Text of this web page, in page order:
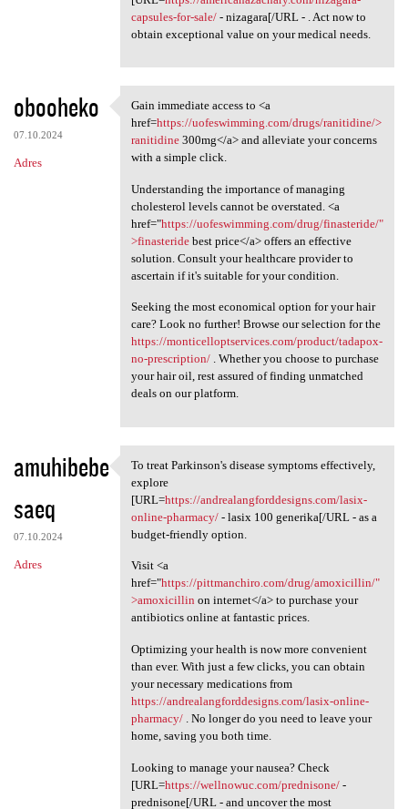
capsules-for-sale/- nizagara[/URL - . Act now to
obtain exceptional value on your medical needs.
obooheko
07.10.2024
Adres
Gain immediate access to <a
Gain immediate access to <a
href=https://uofeswimming.com/drugs/ranitidine/>
ranitidine300mg</a> and alleviate your concerns
with a simple click.
Understanding the importance of managing
cholesterol levels cannot be overstated. <a
href="https://uofeswimming.com/drug/finasteride/"
>finasteridebest price</a> offers an effective
solution. Consult your healthcare provider to
ascertain if it's suitable for your condition.
Seeking the most economical option for your hair
care? Look no further! Browse our selection for the
https://monticelloptservices.com/product/tadapox-
no-prescription/. Whether you choose to purchase
your hair oil, rest assured of finding unmatched
deals on our platform.
amuhibebe
saeq
07.10.2024
Adres
To treat Parkinson's disease
To treat Parkinson's disease symptoms effectively,
explore
[URL=https://andrealangforddesigns.com/lasix-
online-pharmacy/- lasix 100 generika[/URL - as a
budget-friendly option.
Visit <a
href="https://pittmanchiro.com/drug/amoxicillin/"
>amoxicillin on internet</a> to purchase your
antibiotics online at fantastic prices.
Optimizing your health is now more convenient
than ever. With just a few clicks, you can obtain
your necessary medications from
https://andrealangforddesigns.com/lasix-online-
pharmacy/. No longer do you need to leave your
home, saving you both time.
Looking to manage your nausea? Check
[URL=https://wellnowuc.com/prednisone/-
prednisone[/URL - and uncover the most